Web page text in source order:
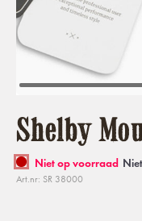
Shelby
Niet op voorraad
Art.nr: SR 38000